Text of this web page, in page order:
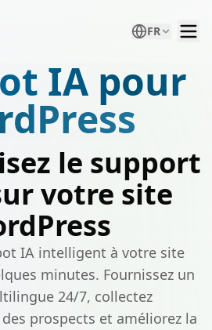
FR
IA pour
le support
votre site
IA intelligent à votre site
minutes. Fournissez un
24/7, collectez
prospects et améliorez la